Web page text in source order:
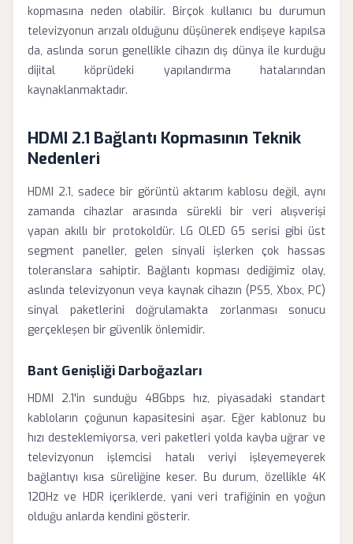
kopmasına neden olabilir. Birçok kullanıcı bu durumun
televizyonun arızalı olduğunu düşünerek endişeye kapılsa
da, aslında sorun genellikle cihazın dış dünya ile kurduğu
dijital köprüdeki yapılandırma hatalarından
kaynaklanmaktadır.
HDMI 2.1 Bağlantı Kopmasının Teknik
Nedenleri
HDMI 2.1, sadece bir görüntü aktarım kablosu değil, aynı
zamanda cihazlar arasında sürekli bir veri alışverişi
yapan akıllı bir protokoldür. LG OLED G5 serisi gibi üst
segment paneller, gelen sinyali işlerken çok hassas
toleranslara sahiptir. Bağlantı kopması dediğimiz olay,
aslında televizyonun veya kaynak cihazın (PS5, Xbox, PC)
sinyal paketlerini doğrulamakta zorlanması sonucu
gerçekleşen bir güvenlik önlemidir.
Bant Genişliği Darboğazları
HDMI 2.1'in sunduğu 48Gbps hız, piyasadaki standart
kabloların çoğunun kapasitesini aşar. Eğer kablonuz bu
hızı desteklemiyorsa, veri paketleri yolda kayba uğrar ve
televizyonun işlemcisi hatalı veriyi işleyemeyerek
bağlantıyı kısa süreliğine keser. Bu durum, özellikle 4K
120Hz ve HDR içeriklerde, yani veri trafiğinin en yoğun
olduğu anlarda kendini gösterir.